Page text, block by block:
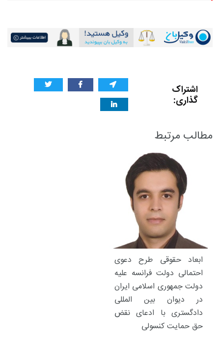
اشتراک
گذاری:
مطالب مرتبط
ابعاد حقوقی طرح دعوی
احتمالی دولت فرانسه علیه
دولت جمهوری اسلامی ایران
در دیوان بین المللی
دادگستری با ادعای نقض
حق حمایت کنسولی